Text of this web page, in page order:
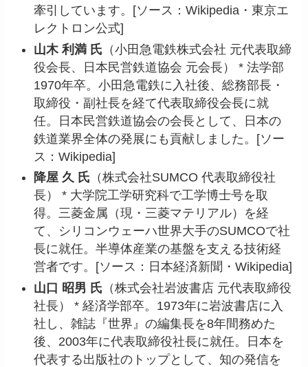
牽引しています。[ソース：Wikipedia・東京エ
レクトロン公式]
山木 利満 氏 （小田急電鉄株式会社 元代表取締
役会長、日本民営鉄道協会 元会長） * 法学部
1970年卒。小田急電鉄に入社後、総務部長・
取締役・副社長を経て代表取締役会長に就
任。日本民営鉄道協会の会長として、日本の
鉄道業界全体の発展にも貢献しました。[ソー
ス：Wikipedia]
降屋 久 氏 （株式会社SUMCO 代表取締役社
長） * 大学院工学研究科で工学博士号を取
得。三菱金属（現・三菱マテリアル）を経
て、シリコンウェーハ世界大手のSUMCOで社
長に就任。半導体産業の基盤を支える技術経
営者です。[ソース：日本経済新聞・Wikipedia]
山口 昭男 氏 （株式会社岩波書店 元代表取締役
社長） * 経済学部卒。1973年に岩波書店に入
社し、雑誌『世界』の編集長を8年間務めた
後、2003年に代表取締役社長に就任。日本を
代表する出版社のトップとして、知の発信を